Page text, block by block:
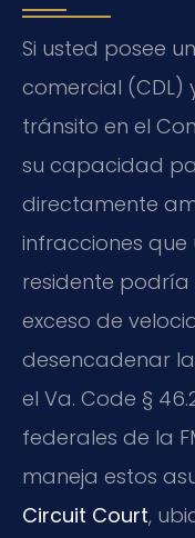
Si usted posee
comercial
tránsito en el
su capacidad
directamente
infracciones
residente
exceso de
desencadenar
el Va. Code §
federales de la
maneja estos
Circuit Court,